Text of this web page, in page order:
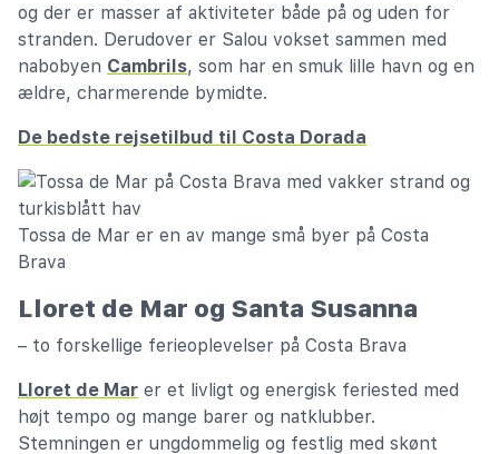
og der er masser af aktiviteter både på og uden for
stranden. Derudover er Salou vokset sammen med
nabobyen Cambrils, som har en smuk lille havn og en
ældre, charmerende bymidte.
De bedste rejsetilbud til Costa Dorada
Tossa de Mar er en av mange små byer på Costa
Brava
Lloret de Mar og Santa Susanna
– to forskellige ferieoplevelser på Costa Brava
Lloret de Mar er et livligt og energisk feriested med
højt tempo og mange barer og natklubber.
Stemningen er ungdommelig og festlig med skønt